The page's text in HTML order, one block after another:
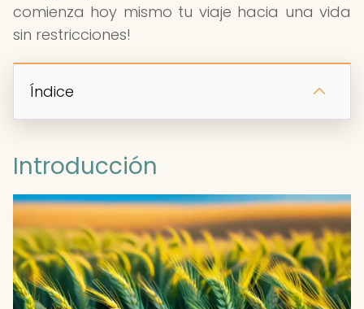
comienza hoy mismo tu viaje hacia una vida
sin restricciones!
Índice
Introducción